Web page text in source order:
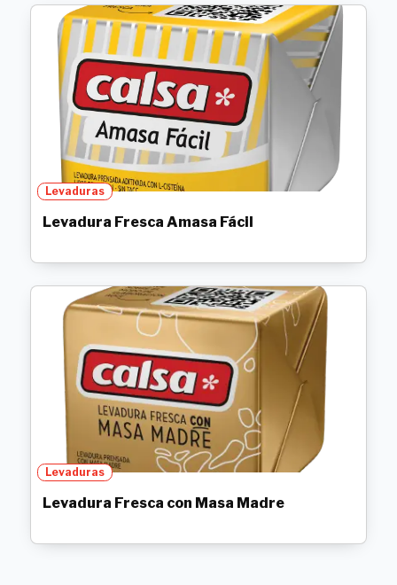
Levaduras
Levadura Fresca Amasa Fácil
Levaduras
Levadura Fresca con Masa Madre